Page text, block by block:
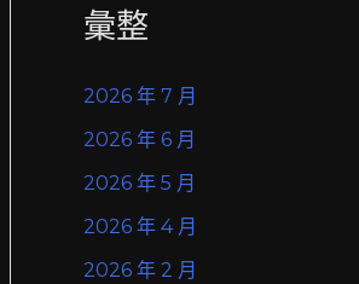
彙整
2026 年 7 月
2026 年 6 月
2026 年 5 月
2026 年 4 月
2026 年 2 月